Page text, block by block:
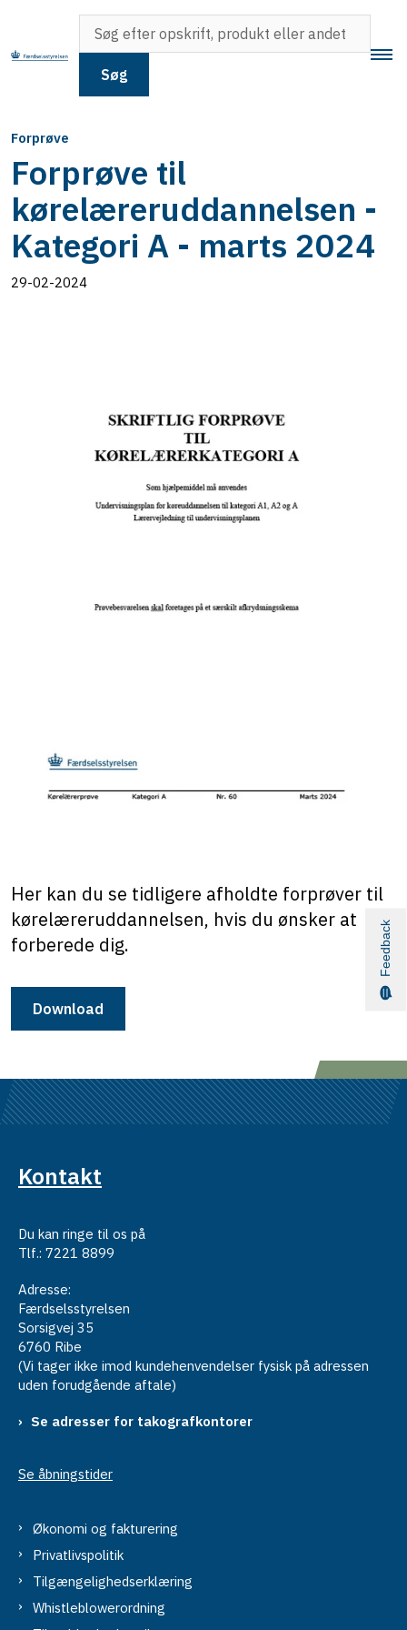
Søg
Forprøve
Forprøve til
kørelæreruddannelsen -
Kategori A - marts 2024
29-02-2024
Her kan du se tidligere afholdte forprøver til
kørelæreruddannelsen, hvis du ønsker at
forberede dig.
Download
Kontakt
Du kan ringe til os på
Tlf.: 7221 8899
Adresse:
Færdselsstyrelsen
Sorsigvej 35
6760 Ribe
(Vi tager ikke imod kundehenvendelser fysisk på adressen
uden forudgående aftale)
Se adresser for takografkontorer
Se åbningstider
Økonomi og fakturering
Privatlivspolitik
Tilgængelighedserklæring
Whistleblowerordning
Feedback